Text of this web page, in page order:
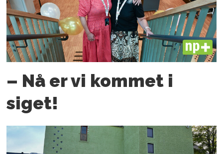
PLUS
– Nå er vi kommet i
siget!